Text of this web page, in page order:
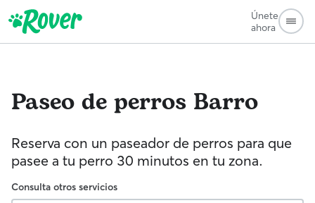
Únete
ahora
Paseo de perros Barro
Reserva con un paseador de perros para que
pasee a tu perro 30 minutos en tu zona.
Consulta otros servicios